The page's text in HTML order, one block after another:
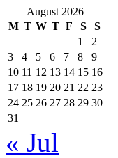
August 2026
M T W T F S
S
1
2
3
4 5 6 7 8
9
10 11 12 13 14 15 16
17 18 19 20 21 22 23
24 25 26 27 28 29 30
31
« Jul